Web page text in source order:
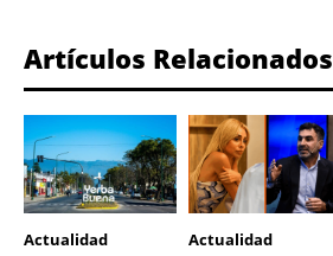
Artículos Relacionados
Actualidad Actualidad